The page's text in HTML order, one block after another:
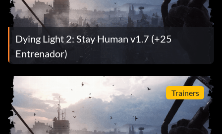
Dying Light 2: Stay Human v1.7 (+25
Entrenador)
Trainers